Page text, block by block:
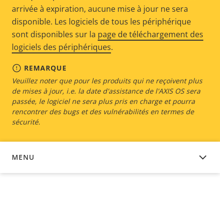
arrivée à expiration, aucune mise à jour ne sera
disponible. Les logiciels de tous les périphérique
sont disponibles sur la page de téléchargement des
logiciels des périphériques.
REMARQUE
Veuillez noter que pour les produits qui ne reçoivent plus
de mises à jour, i.e. la date d'assistance de l'AXIS OS sera
passée, le logiciel ne sera plus pris en charge et pourra
rencontrer des bugs et des vulnérabilités en termes de
sécurité.
MENU
LOGICIEL DU DISPOSITIF